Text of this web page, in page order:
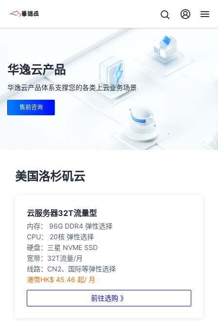
华逸云产品
华逸云产品体系支撑您的各类上云业务场景
售前咨询
美国洛杉矶云
云服务器32T流量型
内存： 96G DDR4 弹性选择
CPU： 20核 弹性选择
硬盘：三星 NVME SSD
宽带：32T流量/月
线路：CN2、国际等弹性选择
港幣HK$ 45.46 起/ 月
前往选购 》